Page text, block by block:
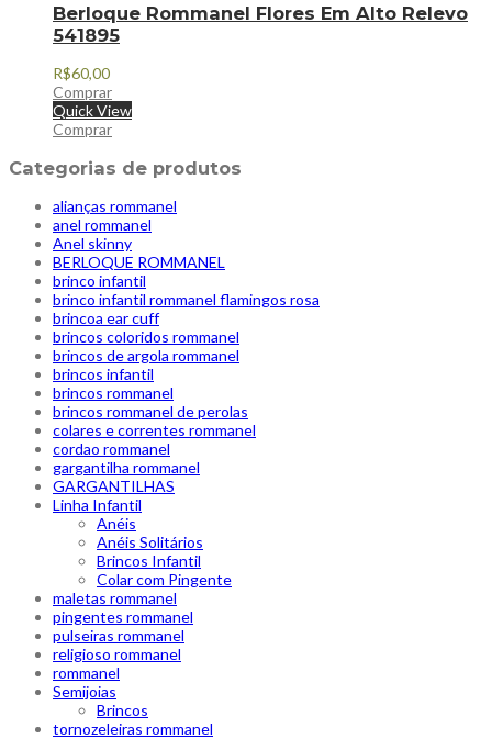
Berloque Rommanel Flores Em Alto Relevo
541895
R$60,00
Comprar
Quick View
Comprar
Categorias de produtos
alianças rommanel
anel rommanel
Anel skinny
BERLOQUE ROMMANEL
brinco infantil
brinco infantil rommanel flamingos rosa
brincoa ear cuff
brincos coloridos rommanel
brincos de argola rommanel
brincos infantil
brincos rommanel
brincos rommanel de perolas
colares e correntes rommanel
cordao rommanel
gargantilha rommanel
GARGANTILHAS
Linha Infantil
Anéis
Anéis Solitários
Brincos Infantil
Colar com Pingente
maletas rommanel
pingentes rommanel
pulseiras rommanel
religioso rommanel
rommanel
Semijoias
Brincos
tornozeleiras rommanel